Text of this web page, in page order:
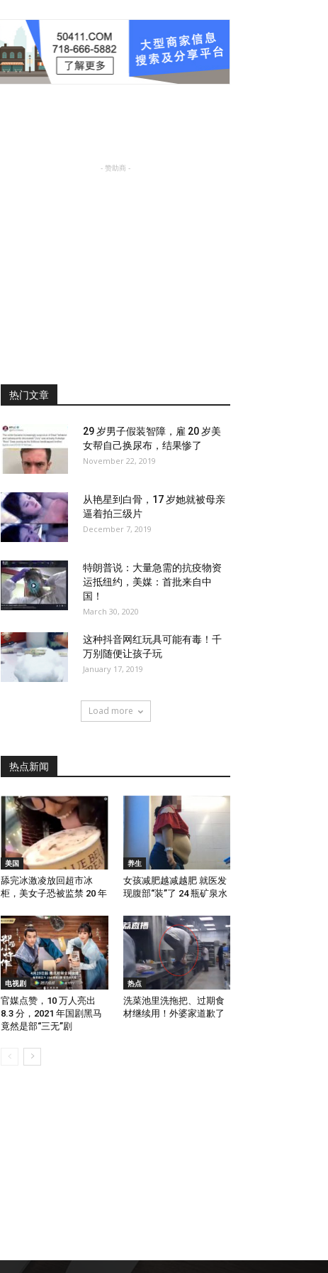
- 赞助商 -
热门文章
29 岁男子假装智障，雇 20 岁美
女帮自己换尿布，结果惨了
November 22, 2019
从艳星到白骨，17 岁她就被母亲
逼着拍三级片
December 7, 2019
特朗普说：大量急需的抗疫物资
运抵纽约，美媒：首批来自中
国！
March 30, 2020
这种抖音网红玩具可能有毒！千
万别随便让孩子玩
January 17, 2019
Load more
热点新闻
美国
舔完冰激凌放回超市冰
柜，美女子恐被监禁 20 年
养生
女孩减肥越减越肥 就医发
现腹部“装”了 24 瓶矿泉水
电视剧
官媒点赞，10 万人亮出
8.3 分，2021 年国剧黑马
竟然是部“三无”剧
热点
洗菜池里洗拖把、过期食
材继续用！外婆家道歉了